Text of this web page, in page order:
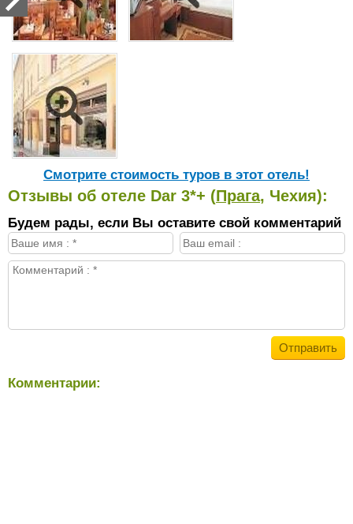
Cмотрите стоимость туров в этот отель!
Отзывы об отеле Dar 3*+ (Прага, Чехия):
Будем рады, если Вы оставите свой комментарий
Комментарии: